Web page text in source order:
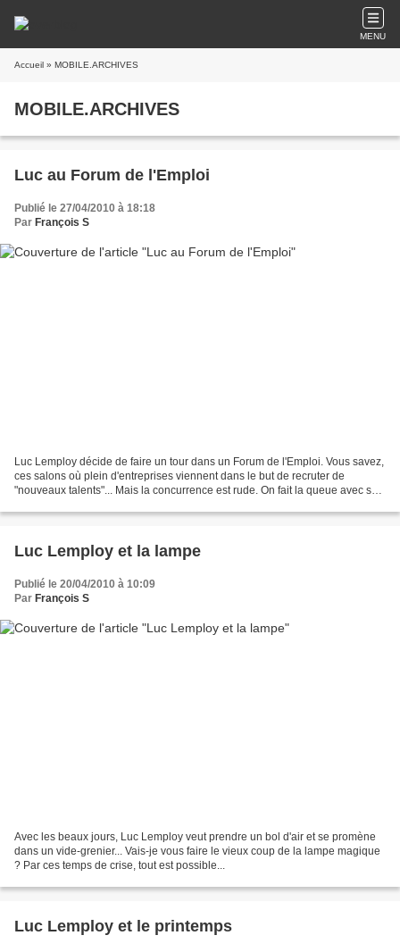
MENU
Accueil » MOBILE.ARCHIVES
MOBILE.ARCHIVES
Luc au Forum de l'Emploi
Publié le 27/04/2010 à 18:18
Par François S
Luc Lemploy décide de faire un tour dans un Forum de l'Emploi. Vous savez,
ces salons où plein d'entreprises viennent dans le but de recruter de
"nouveaux talents"... Mais la concurrence est rude. On fait la queue avec son
Luc Lemploy et la lampe
Publié le 20/04/2010 à 10:09
Par François S
Avec les beaux jours, Luc Lemploy veut prendre un bol d'air et se promène
dans un vide-grenier... Vais-je vous faire le vieux coup de la lampe magique
? Par ces temps de crise, tout est possible...
Luc Lemploy et le printemps